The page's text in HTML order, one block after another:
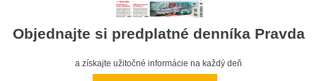
Objednajte si predplatné denníka Pravda
a získajte užitočné informácie na každý deň